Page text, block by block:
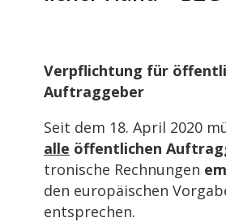
Verpflich­tung für
Auftraggeber
Seit dem 18. April 2020
alle öffent­li­chen
tro­ni­sche Rech­nun­gen
den euro­päi­schen
entsprechen.